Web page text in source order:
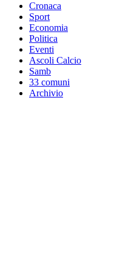
Cronaca
Sport
Economia
Politica
Eventi
Ascoli Calcio
Samb
33 comuni
Archivio